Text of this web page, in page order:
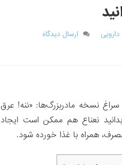
ارسال دیدگاه
نسخه مادربزرگ‌ها: «ننه! عرق
نعناع هم ممکن است ایجاد
همراه با غذا خورده ‌شود.